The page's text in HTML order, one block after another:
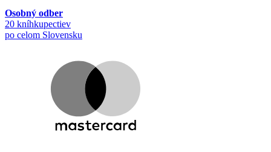
Osobný odber
20 kníhkupectiev
po celom Slovensku